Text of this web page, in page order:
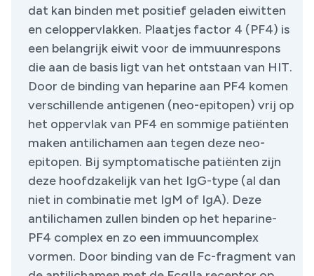
dat kan binden met positief geladen eiwitten
en celoppervlakken. Plaatjes factor 4 (PF4) is
een belangrijk eiwit voor de immuunrespons
die aan de basis ligt van het ontstaan van HIT.
Door de binding van heparine aan PF4 komen
verschillende antigenen (neo-epitopen) vrij op
het oppervlak van PF4 en sommige patiënten
maken antilichamen aan tegen deze neo-
epitopen. Bij symptomatische patiënten zijn
deze hoofdzakelijk van het IgG-type (al dan
niet in combinatie met IgM of IgA). Deze
antilichamen zullen binden op het heparine-
PF4 complex en zo een immuuncomplex
vormen. Door binding van de Fc-fragment van